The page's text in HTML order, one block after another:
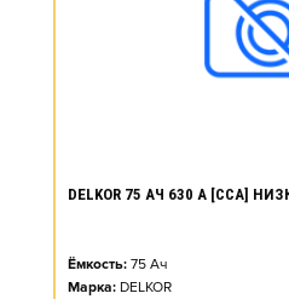
DELKOR 75 АЧ 630 А [CCA]
Ёмкость: 75 Ач
Марка: DELKOR